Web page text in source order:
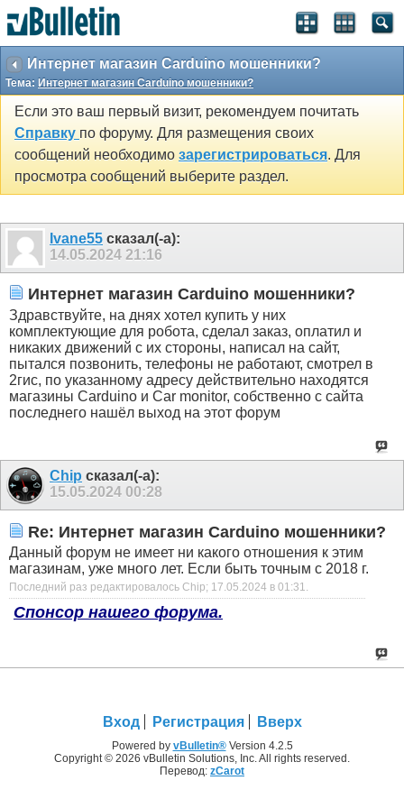
Интернет магазин Carduino мошенники?
Тема: Интернет магазин Carduino мошенники?
Если это ваш первый визит, рекомендуем почитать
Справку по форуму. Для размещения своих
сообщений необходимо зарегистрироваться. Для
просмотра сообщений выберите раздел.
Ivane55 сказал(-а):
14.05.2024 21:16
Интернет магазин Carduino мошенники?
Здравствуйте, на днях хотел купить у них
комплектующие для робота, сделал заказ, оплатил и
никаких движений с их стороны, написал на сайт,
пытался позвонить, телефоны не работают, смотрел в
2гис, по указанному адресу действительно находятся
магазины Carduino и Car monitor, собственно с сайта
последнего нашёл выход на этот форум
Chip сказал(-а):
15.05.2024 00:28
Re: Интернет магазин Carduino мошенники?
Данный форум не имеет ни какого отношения к этим
магазинам, уже много лет. Если быть точным с 2018 г.
Последний раз редактировалось Chip; 17.05.2024 в 01:31
Спонсор нашего форума.
Вход Регистрация Вверх
Powered by vBulletin®Version 4.2.5
Copyright © 2026 vBulletin Solutions, Inc. All rights reserved.
Перевод: zCarot